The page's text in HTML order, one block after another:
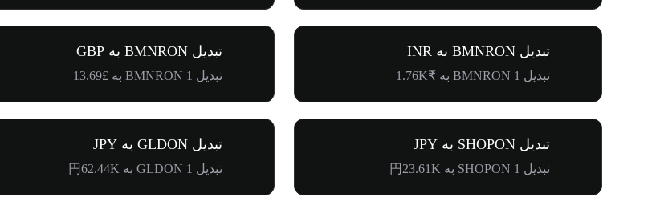
تبدیل BMNRON به INR
تبدیل 1 BMNRON به ₹1.76K
تبدیل BMNRON به GBP
تبدیل 1 BMNRON به £13.69
تبدیل SHOPON به JPY
تبدیل 1 SHOPON به 円23.61K
تبدیل GLDON به JPY
تبدیل 1 GLDON به 円62.44K